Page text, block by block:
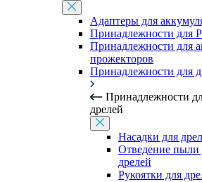
Адаптеры для
Принадлежности для
Принадлежности для
прожекторов
Принадлежности для
Принадлежности
дрелей
Насадки для
Отведение пыли
дрелей
Рукоятки для